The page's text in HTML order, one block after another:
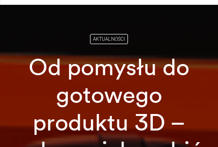
AKTUALNOŚCI
Od pomysłu do
gotowego
produktu 3D –